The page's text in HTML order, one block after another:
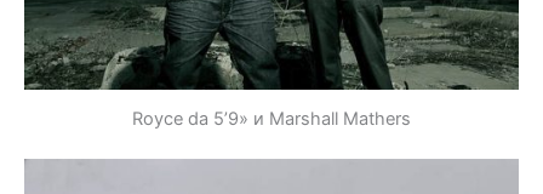
Royce da 5’9» и Marshall Mathers